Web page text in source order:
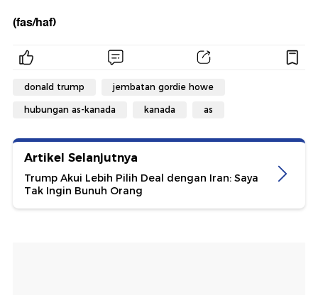
(fas/haf)
donald trump jembatan gordie howe
hubungan as-kanada kanada as
Artikel Selanjutnya
Trump Akui Lebih Pilih Deal dengan Iran: Saya
Tak Ingin Bunuh Orang